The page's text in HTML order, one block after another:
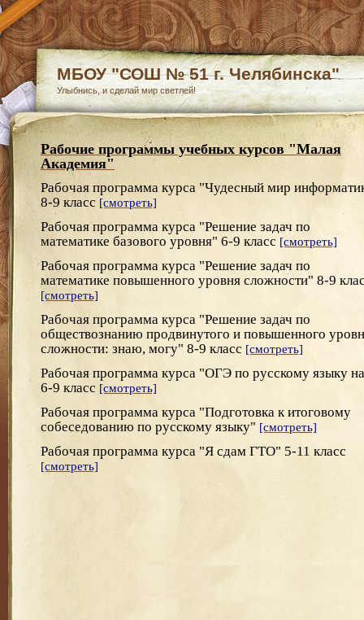
МБОУ "СОШ № 51 г. Челябинска"
Улыбнись, и сделай мир светлей!
Рабочие программы учебных курсов "Малая
Академия"
Рабочая программа курса "Чудесный мир
8-9 класс [смотреть]
Рабочая программа курса "Решение задач по
математике базового уровня" 6-9 класс [смотреть]
Рабочая программа курса "Решение задач по
математике повышенного уровня сложности" 8-9
[смотреть]
Рабочая программа курса "Решение задач по
обществознанию продвинутого и повышенного
сложности: знаю, могу" 8-9 класс [смотреть]
Рабочая программа курса "ОГЭ по русскому языку
6-9 класс [смотреть]
Рабочая программа курса "Подготовка к итоговому
собеседованию по русскому языку" [смотреть]
Рабочая программа курса "Я сдам ГТО" 5-11 класс
[смотреть]